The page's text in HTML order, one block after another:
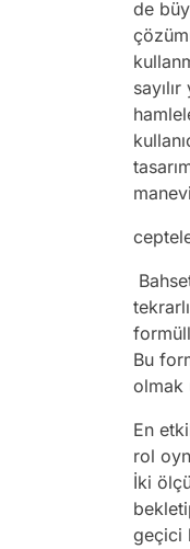
de
Bu
olmak
En
rol
İki
geçici